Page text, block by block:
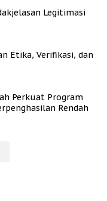
Legitimasi
Etika, Verifikasi, dan
Perkuat Program
Rendah